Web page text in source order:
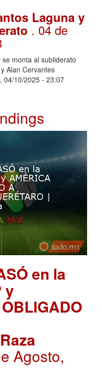
Laguna y
. 04 de
monta al subliderato
Alan Cervantes
04/10/2025 - 23:07
en la
y
Agosto,